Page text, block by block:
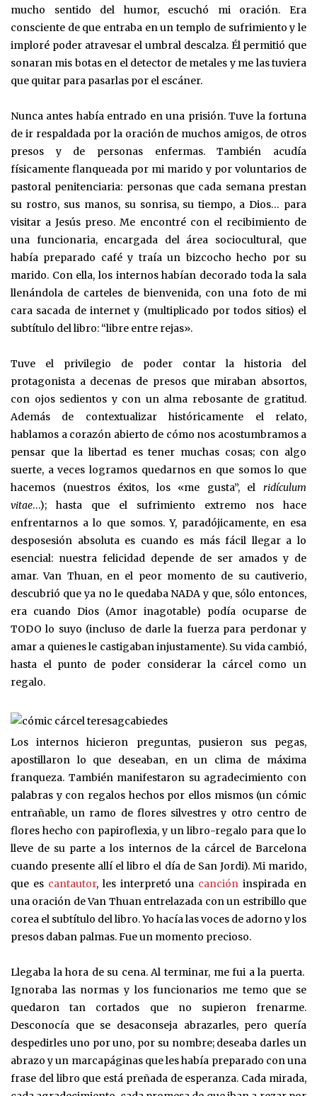
mucho sentido del humor, escuchó mi oración. Era
consciente de que entraba en un templo de sufrimiento y le
imploré poder atravesar el umbral descalza. Él permitió que
sonaran mis botas en el detector de metales y me las tuviera
que quitar para pasarlas por el escáner.
Nunca antes había entrado en una prisión. Tuve la fortuna
de ir respaldada por la oración de muchos amigos, de otros
presos y de personas enfermas. También acudía
físicamente flanqueada por mi marido y por voluntarios de
pastoral penitenciaria: personas que cada semana prestan
su rostro, sus manos, su sonrisa, su tiempo, a Dios… para
visitar a Jesús preso. Me encontré con el recibimiento de
una funcionaria, encargada del área sociocultural, que
había preparado café y traía un bizcocho hecho por su
marido. Con ella, los internos habían decorado toda la sala
llenándola de carteles de bienvenida, con una foto de mi
cara sacada de internet y (multiplicado por todos sitios) el
subtítulo del libro: “libre entre rejas».
Tuve el privilegio de poder contar la historia del
protagonista a decenas de presos que miraban absortos,
con ojos sedientos y con un alma rebosante de gratitud.
Además de contextualizar históricamente el relato,
hablamos a corazón abierto de cómo nos acostumbramos a
pensar que la libertad es tener muchas cosas; con algo
suerte, a veces logramos quedarnos en que somos lo que
hacemos (nuestros éxitos, los «me gusta”, el ridículum
vitae…); hasta que el sufrimiento extremo nos hace
enfrentarnos a lo que somos. Y, paradójicamente, en esa
desposesión absoluta es cuando es más fácil llegar a lo
esencial: nuestra felicidad depende de ser amados y de
amar. Van Thuan, en el peor momento de su cautiverio,
descubrió que ya no le quedaba NADA y que, sólo entonces,
era cuando Dios (Amor inagotable) podía ocuparse de
TODO lo suyo (incluso de darle la fuerza para perdonar y
amar a quienes le castigaban injustamente). Su vida cambió,
hasta el punto de poder considerar la cárcel como un
regalo.
Los internos hicieron preguntas, pusieron sus pegas,
apostillaron lo que deseaban, en un clima de máxima
franqueza. También manifestaron su agradecimiento con
palabras y con regalos hechos por ellos mismos (un cómic
entrañable, un ramo de flores silvestres y otro centro de
flores hecho con papiroflexia, y un libro-regalo para que lo
lleve de su parte a los internos de la cárcel de Barcelona
cuando presente allí el libro el día de San Jordi). Mi marido,
que es cantautor, les interpretó una canción inspirada en
una oración de Van Thuan entrelazada con un estribillo que
corea el subtítulo del libro. Yo hacía las voces de adorno y los
presos daban palmas. Fue un momento precioso.
Llegaba la hora de su cena. Al terminar, me fui a la puerta.
Ignoraba las normas y los funcionarios me temo que se
quedaron tan cortados que no supieron frenarme.
Desconocía que se desaconseja abrazarles, pero quería
despedirles uno por uno, por su nombre; deseaba darles un
abrazo y un marcapáginas que les había preparado con una
frase del libro que está preñada de esperanza. Cada mirada,